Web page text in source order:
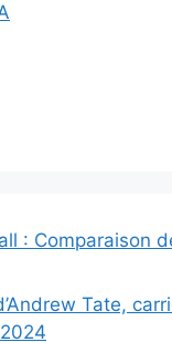
: Comparaison
Tate,